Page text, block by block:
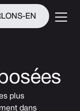
EN
plus
dans